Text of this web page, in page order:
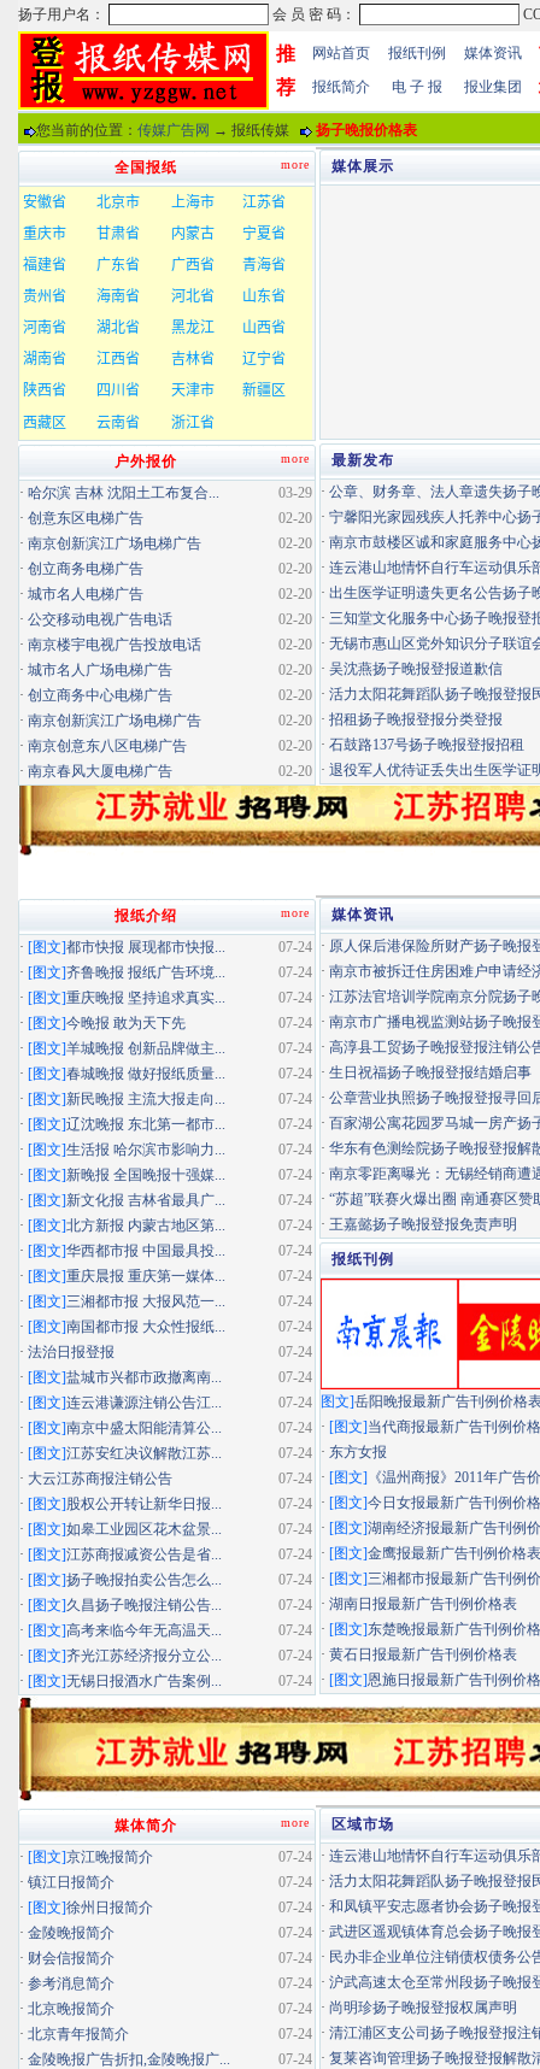
推
荐
网站首页 报纸刊例 媒体资讯
报纸简介 电 子 报 报业集团
您当前的位置： 传媒广告网 → 报纸传媒 扬子晚报价格表
媒体展示
最新发布
· 公章、财务章、法人章遗失扬子
· 宁馨阳光家园残疾人托养中心扬
· 南京市鼓楼区诚和家庭服务中心
· 连云港山地情怀自行车运动俱乐
· 出生医学证明遗失更名公告扬子
· 三知堂文化服务中心扬子晚报登
· 无锡市惠山区党外知识分子联谊
· 吴沈燕扬子晚报登报道歉信
· 活力太阳花舞蹈队扬子晚报登报
· 招租扬子晚报登报分类登报
· 石鼓路137号扬子晚报登报招租
· 退役军人优待证丢失出生医学证
more
全国报纸
more
户外报价
03-29
· 哈尔滨 吉林 沈阳土工布复合...
02-20
· 创意东区电梯广告
02-20
· 南京创新滨江广场电梯广告
02-20
· 创立商务电梯广告
02-20
· 城市名人电梯广告
02-20
· 公交移动电视广告电话
02-20
· 南京楼宇电视广告投放电话
02-20
· 城市名人广场电梯广告
02-20
· 创立商务中心电梯广告
02-20
· 南京创新滨江广场电梯广告
02-20
· 南京创意东八区电梯广告
02-20
· 南京春风大厦电梯广告
媒体资讯
· 原人保后港保险所财产扬子晚报
· 南京市被拆迁住房困难户申请经
· 江苏法官培训学院南京分院扬子
· 南京市广播电视监测站扬子晚报
· 高淳县工贸扬子晚报登报注销公
· 生日祝福扬子晚报登报结婚启事
· 公章营业执照扬子晚报登报寻回
· 百家湖公寓花园罗马城一房产扬
· 华东有色测绘院扬子晚报登报解
· 南京零距离曝光：无锡经销商遭
· “苏超”联赛火爆出圈 南通赛区赞
· 王嘉懿扬子晚报登报免责声明
报纸刊例
图文]岳阳晚报最新广告刊例价格
· [图文]当代商报最新广告刊例价
· 东方女报
· [图文] 《温州商报》2011年广告
· [图文]今日女报最新广告刊例价
· [图文]湖南经济报最新广告刊例
· [图文]金鹰报最新广告刊例价格表
· [图文]三湘都市报最新广告刊例
· 湖南日报最新广告刊例价格表
· [图文]东楚晚报最新广告刊例价
· 黄石日报最新广告刊例价格表
· [图文]恩施日报最新广告刊例价
more
报纸介绍
07-24
· [图文]都市快报 展现都市快报...
07-24
· [图文]齐鲁晚报 报纸广告环境...
07-24
· [图文]重庆晚报 坚持追求真实...
07-24
· [图文]今晚报 敢为天下先
07-24
· [图文]羊城晚报 创新品牌做主...
07-24
· [图文]春城晚报 做好报纸质量...
07-24
· [图文]新民晚报 主流大报走向...
07-24
· [图文]辽沈晚报 东北第一都市...
07-24
· [图文]生活报 哈尔滨市影响力...
07-24
· [图文]新晚报 全国晚报十强媒...
07-24
· [图文]新文化报 吉林省最具广...
07-24
· [图文]北方新报 内蒙古地区第...
07-24
· [图文]华西都市报 中国最具投...
07-24
· [图文]重庆晨报 重庆第一媒体...
07-24
· [图文]三湘都市报 大报风范一...
07-24
· [图文]南国都市报 大众性报纸...
07-24
· 法治日报登报
07-24
· [图文]盐城市兴都市政撤离南...
07-24
· [图文]连云港谦源注销公告江...
07-24
· [图文]南京中盛太阳能清算公...
07-24
· [图文]江苏安红决议解散江苏...
07-24
· 大云江苏商报注销公告
07-24
· [图文]股权公开转让新华日报...
07-24
· [图文]如皋工业园区花木盆景...
07-24
· [图文]江苏商报减资公告是省...
07-24
· [图文]扬子晚报拍卖公告怎么...
07-24
· [图文]久昌扬子晚报注销公告...
07-24
· [图文]高考来临今年无高温天...
07-24
· [图文]齐光江苏经济报分立公...
07-24
· [图文]无锡日报酒水广告案例...
区域市场
· 连云港山地情怀自行车运动俱乐
· 活力太阳花舞蹈队扬子晚报登报
· 和凤镇平安志愿者协会扬子晚报
· 武进区遥观镇体育总会扬子晚报
· 民办非企业单位注销债权债务公
· 沪武高速太仓至常州段扬子晚报
· 尚明珍扬子晚报登报权属声明
· 清江浦区支公司扬子晚报登报注
· 复莱咨询管理扬子晚报登报解散
more
媒体简介
07-24
· [图文]京江晚报简介
07-24
· 镇江日报简介
07-24
· [图文]徐州日报简介
07-24
· 金陵晚报简介
07-24
· 财会信报简介
07-24
· 参考消息简介
07-24
· 北京晚报简介
07-24
· 北京青年报简介
07-24
· 金陵晚报广告折扣,金陵晚报广...